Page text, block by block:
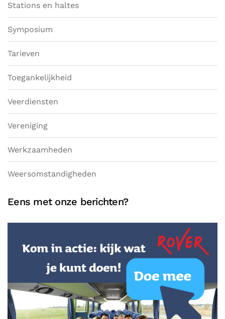
Stations en haltes
Symposium
Tarieven
Toegankelijkheid
Veerdiensten
Vereniging
Werkzaamheden
Weersomstandigheden
Eens met onze berichten?